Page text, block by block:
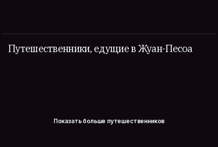
Путешественники, едущие в Жуан-Песоа
Показать больше путешественников